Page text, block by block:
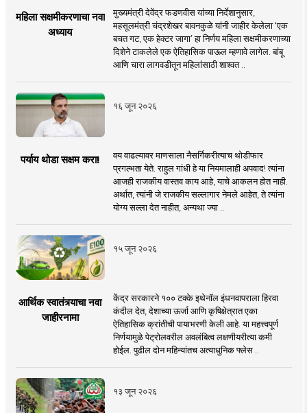
महिला सक्षमीकरणाचा नवा
अध्याय
मुख्यमंत्री देवेंद्र फडणवीस यांच्या निर्देशानुसार,
महसूलमंत्री चंद्रशेखर बावनकुळे यांनी जाहीर केलेला ‘एक
बचत गट, एक हेक्टर जागा’ हा निर्णय महिला सक्षमीकरणाच्या
दिशेने टाकलेले एक ऐतिहासिक पाऊल म्हणावे लागेल. बांबू
आणि चारा लागवडीतून महिलांसाठी शाश्वत ..
१६ जून २०२६
पर्याय थोडा सक्षम करा!
वय वाढल्यावर माणसाला नैसर्गिकरीत्याच थोडीफार
प्रगल्भता येते. राहुल गांधी हे या नियमालाही अपवाद! त्यांना
आजही राजकीय वास्तव काय आहे, याचे आकलन होत नाही.
अर्थात, त्यांनी जे राजकीय सल्लागार नेमले आहेत, ते त्यांना
योग्य सल्ला देत नाहीत, अन्यथा ज्या ..
१५ जून २०२६
आर्थिक स्वातंत्र्याचा नवा
जाहीरनामा
केंद्र सरकारने १०० टक्के इथेनॉल इंधनवापराला हिरवा
कंदील देत, देशाच्या ऊर्जा आणि कृषिक्षेत्रात एका
ऐतिहासिक क्रांतीची पायाभरणी केली आहे. या महत्त्वपूर्ण
निर्णयामुळे पेट्रोलवरील अवलंबित्व लक्षणीयरीत्या कमी
होईल. पुढील दोन महिन्यांतच अत्याधुनिक फ्लेस ..
१३ जून २०२६